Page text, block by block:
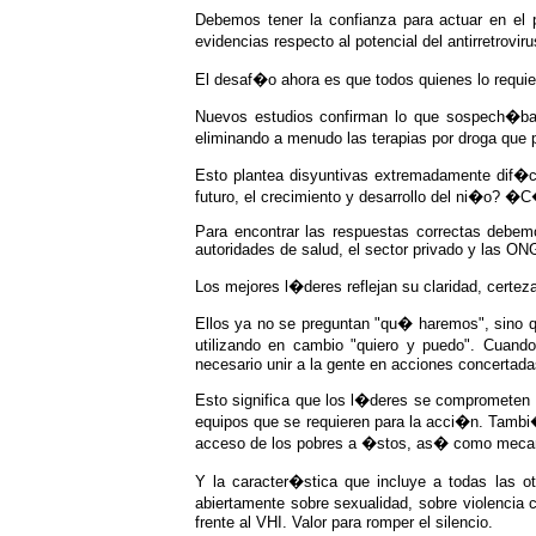
Debemos tener la confianza para actuar en
evidencias respecto al potencial del
El desaf�o ahora es que todos quienes lo
Nuevos estudios confirman lo que
eliminando a menudo las terapias por droga
Esto plantea disyuntivas extremadamente
futuro, el crecimiento y desarrollo del ni�o?
Para encontrar las respuestas correctas
autoridades de salud, el sector privado y las
Los mejores l�deres reflejan su claridad,
Ellos ya no se preguntan "qu� haremos",
utilizando en cambio "quiero y puedo".
necesario unir a la gente en acciones
Esto significa que los l�deres se
equipos que se requieren para la acci�n.
acceso de los pobres a �stos, as� como
Y la caracter�stica que incluye a todas las
abiertamente sobre sexualidad, sobre
frente al VHI. Valor para romper el silencio.